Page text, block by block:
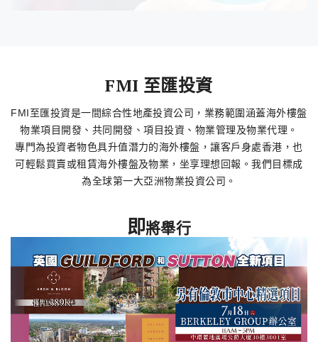
FMI 至匯投資
FMI至匯投資是一間綜合性地產投資公司，業務範圍涵蓋海外樓盤
物業項目開發、共同開發、項目投資、物業管理及物業代理。
專門為投資者物色具升值潛力的海外樓盤，讓客戶身處香港，也
可輕鬆買賣或租賃海外樓盤及物業，坐享理想回報。我們目標成
為全球第一大亞洲物業投資公司。
即將舉行